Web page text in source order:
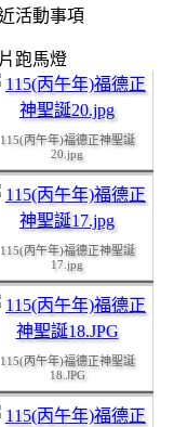
活動事項
跑馬燈
115(丙午年)福德正神聖誕
115(丙午年)福德正神聖誕
20.jpg
115(丙午年)福德正神聖誕
17.jpg
115(丙午年)福德正神聖誕
18.JPG